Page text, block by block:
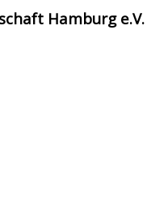
Hamburg e.V.